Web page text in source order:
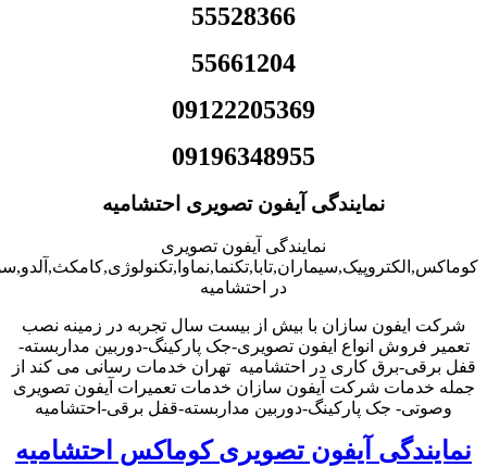
55528366
55661204
09122205369
09196348955
نمایندگی آیفون تصویری احتشامیه
نمایندگی آیفون تصویری
در احتشامیه
شرکت ایفون سازان با بیش از بیست سال تجربه در زمینه نصب
تعمیر فروش انواع ایفون تصویری-جک پارکینگ-دوربین مداربسته-
قفل برقی-برق کاری در احتشامیه تهران خدمات رسانی می کند از
جمله خدمات شرکت آیفون سازان خدمات تعمیرات آیفون تصویری
وصوتی- جک پارکینگ-دوربین مداربسته-قفل برقی-احتشامیه
نمایندگی آیفون تصویری کوماکس احتشامیه